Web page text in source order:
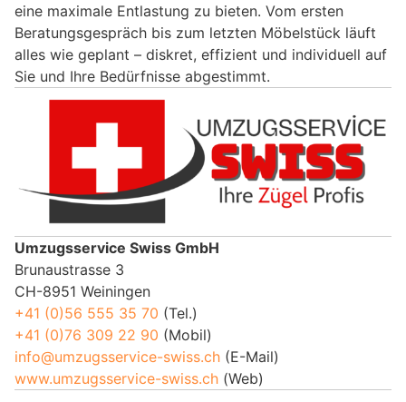
eine maximale Entlastung zu bieten. Vom ersten
Beratungsgespräch bis zum letzten Möbelstück läuft
alles wie geplant – diskret, effizient und individuell auf
Sie und Ihre Bedürfnisse abgestimmt.
Umzugsservice Swiss GmbH
Brunaustrasse 3
CH-8951 Weiningen
+41 (0)56 555 35 70 (Tel.)
+41 (0)76 309 22 90 (Mobil)
info@umzugsservice-swiss.ch (E-Mail)
www.umzugsservice-swiss.ch (Web)